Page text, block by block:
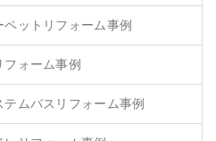
ットリフォーム事例
ォーム事例
ムバスリフォーム事例